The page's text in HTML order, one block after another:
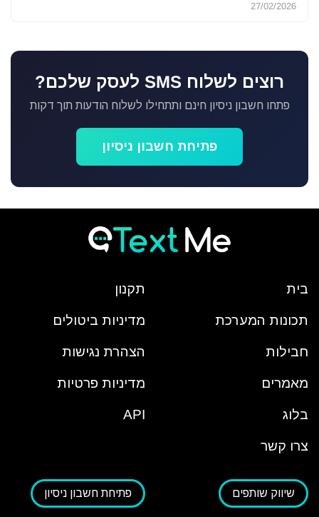
27/02/2026
רוצים לשלוח SMS לעסק שלכם?
פתחו חשבון ניסיון חינם ותתחילו לשלוח הודעות תוך דקות
פתיחת חשבון ניסיון
בית
תכונות המערכת
חבילות
מאמרים
בלוג
צרו קשר
תקנון
מדיניות ביטולים
הצהרת נגישות
מדיניות פרטיות
API
פתיחת חשבון ניסיון שיווק שותפים